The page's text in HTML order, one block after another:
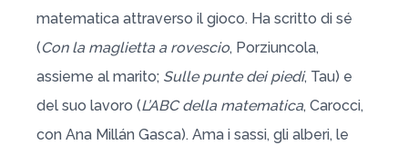
matematica attraverso il gioco. Ha scritto di sé
(Con la maglietta a rovescio, Porziuncola,
assieme al marito; Sulle punte dei piedi, Tau) e
del suo lavoro (L’ABC della matematica, Carocci,
con Ana Millán Gasca). Ama i sassi, gli alberi, le